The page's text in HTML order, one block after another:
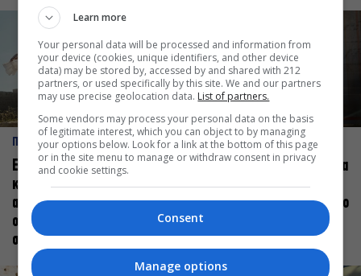
ΠΡΟΣΩΠΑ
Ελεάνα Ανδρεούδη: Κάθε
καλλιτέχνης όταν
ανεβαίνει στη σκηνή
οφείλει να αισθάνεται
σταρ
ΠΡΟΣΩΠΑ
Βαγγέλης Μπίκος: Έμαθα να
δίνω αξία στο ποιος είμαι
πάνω στη σκηνή και όχι στο
πως χορεύω
Learn more
Your personal data will be processed and information from
your device (cookies, unique identifiers, and other device
data) may be stored by, accessed by and shared with 212
partners, or used specifically by this site. We and our partners
may use precise geolocation data. List of partners.
Some vendors may process your personal data on the basis
of legitimate interest, which you can object to by managing
your options below. Look for a link at the bottom of this page
or in the site menu to manage or withdraw consent in privacy
and cookie settings.
Consent
Manage options